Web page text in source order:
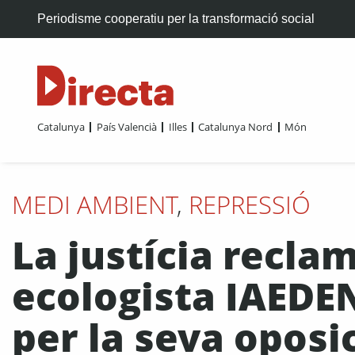
Periodisme cooperatiu per la transformació social
Catalunya País Valencià Illes Catalunya Nord Món
MEDI AMBIENT, REPRESSIÓ
La justícia
ecologista
per la seva